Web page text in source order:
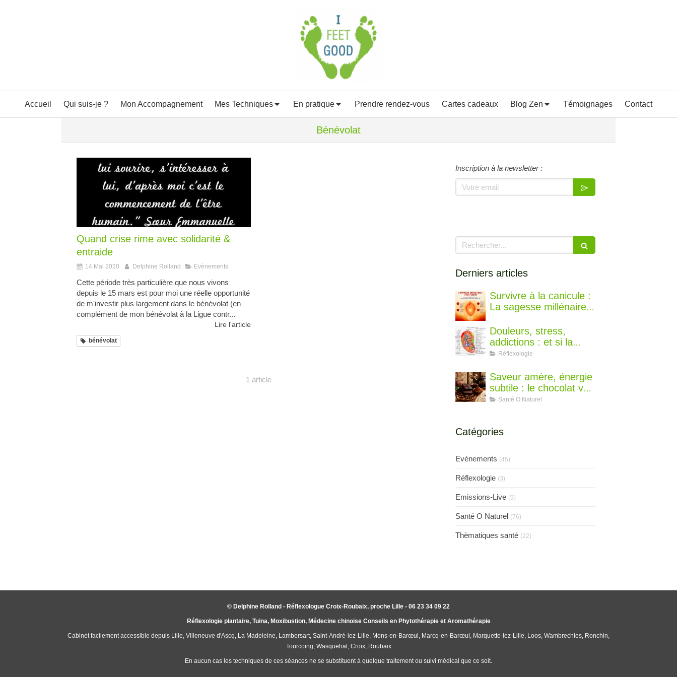
Accueil Qui suis-je ? Mon Accompagnement Mes Techniques En pratique Prendre rendez-vous Cartes cadeaux Blog Zen Témoignages Contact
Bénévolat
Quand crise rime avec solidarité &
entraide
14 Mai 2020 Delphine Rolland Evènements
Cette période très particulière que nous vivons
depuis le 15 mars est pour moi une réelle opportunité
de m'investir plus largement dans le bénévolat (en
complément de mon bénévolat à la Ligue contr...
Lire l'article
bénévolat
1 article
Inscription à la newsletter :
Votre email
Rechercher
Derniers articles
Survivre à la canicule :
La sagesse millénaire
chinoise pour rester au
frais
Douleurs, stress,
addictions : et si la
solution se cachait
Réflexologie
Saveur amère, énergie
subtile : le chocolat vu
par la diététique
Santé O Naturel
Catégories
Evènements (45)
Réflexologie (3)
Emissions-Live (9)
Santé O Naturel (76)
Thèmatiques santé (22)
© Delphine Rolland - Réflexologue Croix-Roubaix, proche Lille - 06 23 34 09 22
Réflexologie plantaire, Tuina, Moxibustion, Médecine chinoise Conseils en Phytothérapie et Aromathérapie
Cabinet facilement accessible depuis Lille, Villeneuve d'Ascq, La Madeleine, Lambersart, Saint-André-lez-Lille, Mons-en-Barœul, Marcq-en-Barœul, Marquette-lez-Lille, Loos, Wambrechies, Ronchin,
Tourcoing, Wasquehal, Croix, Roubaix
En aucun cas les techniques de ces séances ne se substituent à quelque traitement ou suivi médical que ce soit.